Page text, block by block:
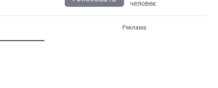
человек
Реклама